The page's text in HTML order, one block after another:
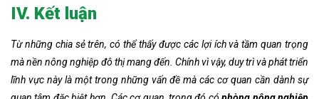
IV. Kết luận
Từ những chia sẻ trên, có thể thấy được các lợi ích và tầm quan trọng
mà nền nông nghiệp đô thị mang đến. Chính vì vậy, duy trì và phát triển
lĩnh vực này là một trong những vấn đề mà các cơ quan cần dành sự